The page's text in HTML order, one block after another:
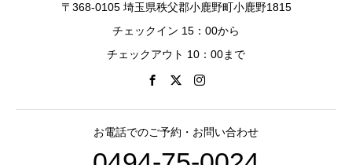
〒368-0105 埼玉県秩父郡小鹿野町小鹿野1815
チェックイン 15：00から
チェックアウト 10：00まで
お電話でのご予約・お問い合わせ